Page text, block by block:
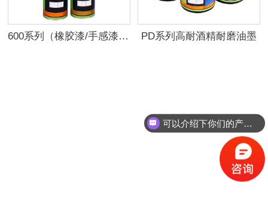
600系列（橡胶漆/手感漆/弹性漆表面油墨） PD系列高耐酒精耐磨油墨
可以介绍下你们的产品么？